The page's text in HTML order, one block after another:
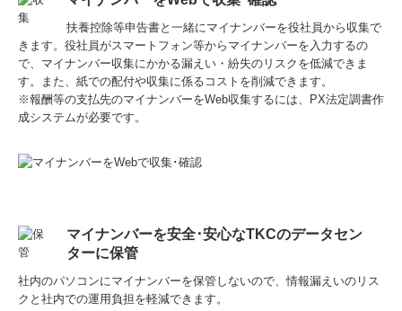
扶養控除等申告書と一緒にマイナンバーを役社員から収集で
きます。役社員がスマートフォン等からマイナンバーを入力するの
で、マイナンバー収集にかかる漏えい・紛失のリスクを低減できま
す。また、紙での配付や収集に係るコストを削減できます。
※報酬等の支払先のマイナンバーをWeb収集するには、PX法定調書作
成システムが必要です。
マイナンバーを安全･安心なTKCのデータセン
ターに保管
社内のパソコンにマイナンバーを保管しないので、情報漏えいのリス
クと社内での運用負担を軽減できます。